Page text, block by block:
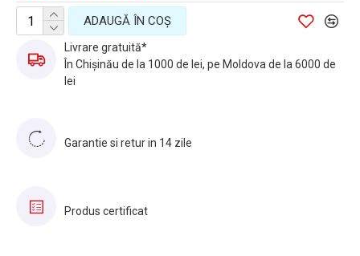
ADAUGĂ ÎN COŞ
Livrare gratuită*
În Chișinău de la 1000 de lei, pe Moldova de la 6000 de
lei
Garantie si retur in 14 zile
Produs certificat